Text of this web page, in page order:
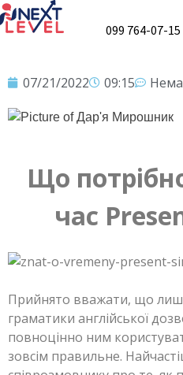
099 764-07-15
07/21/2022 09:15
Що
час
Прийнято вважати, що
граматики англійської
повноцінно ним
зовсім правильне.